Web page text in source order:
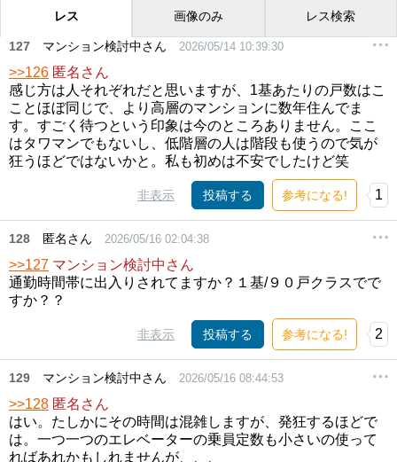
レス 画像のみ レス検索
127 マンション検討中さん 2026/05/14 10:39:30
>>126 匿名さん
感じ方は人それぞれだと思いますが、1基あたりの戸数はこ
ことほぼ同じで、より高層のマンションに数年住んでま
す。すごく待つという印象は今のところありません。ここ
はタワマンでもないし、低階層の人は階段も使うので気が
狂うほどではないかと。私も初めは不安でしたけど笑
非表示 投稿する 参考になる! 1
128 匿名さん 2026/05/16 02:04:38
>>127 マンション検討中さん
通勤時間帯に出入りされてますか？１基/９０戸クラスでで
すか？？
非表示 投稿する 参考になる! 2
129 マンション検討中さん 2026/05/16 08:44:53
>>128 匿名さん
はい。たしかにその時間は混雑しますが、発狂するほどで
は。一つ一つのエレベーターの乗員定数も小さいの使って
ればあれかもしれませんが、、、